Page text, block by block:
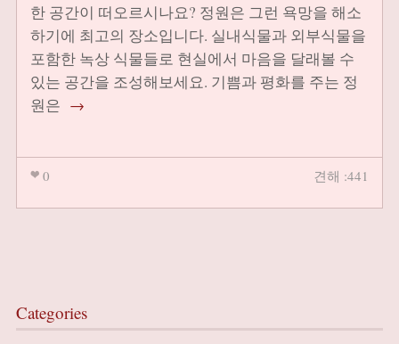
한 공간이 떠오르시나요? 정원은 그런 욕망을 해소
하기에 최고의 장소입니다. 실내식물과 외부식물을
포함한 녹상 식물들로 현실에서 마음을 달래볼 수
있는 공간을 조성해보세요. 기쁨과 평화를 주는 정
원은 →
0 견해 :441
Categories